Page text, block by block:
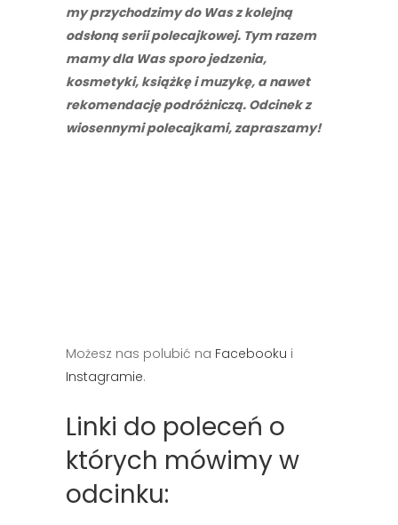
my przychodzimy do Was z kolejną
odsłoną serii polecajkowej. Tym razem
mamy dla Was sporo jedzenia,
kosmetyki, książkę i muzykę, a nawet
rekomendację podróżniczą. Odcinek z
wiosennymi polecajkami, zapraszamy!
Możesz nas polubić na Facebooku i
Instagramie.
Linki do poleceń o
których mówimy w
odcinku: